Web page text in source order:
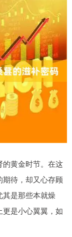
黄金时节。在这
待，却又心存顾
是那些本就燥
是小心翼翼，如